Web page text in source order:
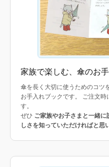
家族で楽しむ、傘のお
傘を長く大切に使うためのコツ
お手入れブックです。 ご注文時
す。
ぜひ ご家族やお子さまと一緒
しさを知っていただければと思